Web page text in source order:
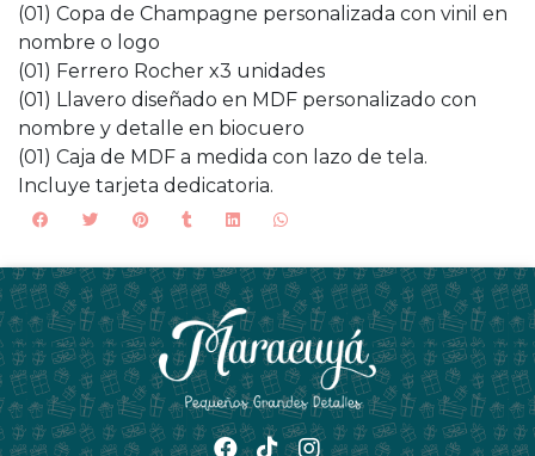
(01) Copa de Champagne personalizada con vinil en
nombre o logo
(01) Ferrero Rocher x3 unidades
(01) Llavero diseñado en MDF personalizado con
nombre y detalle en biocuero
(01) Caja de MDF a medida con lazo de tela.
Incluye tarjeta dedicatoria.